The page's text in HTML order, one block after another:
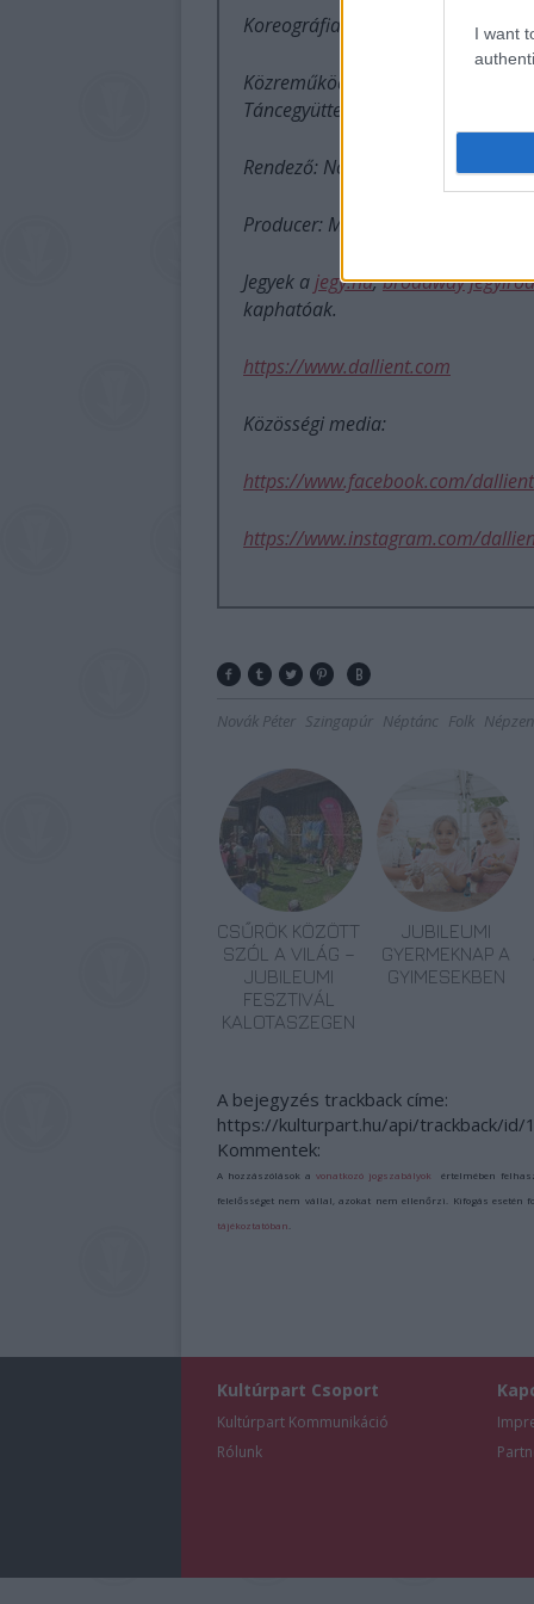
I want
Koreográfia: Appelshoffer János és
Közreműködnek a Színvavölgyi
Táncegyüttes tagjai.
Rendező: Novák Péter
Producer: Muha Csaba
Jegyek ajegy.hu,broadway
kaphatóak.
https://www.dallient.com
Közösségi media:
https://www.facebook.com/dallient
https://www.instagram.com/
Novák Péter Szingapúr Néptánc Folk
CSŰRÖK KÖZÖTT
SZÓL A VILÁG –
JUBILEUMI
FESZTIVÁL
KALOTASZEGEN
JUBILEUMI
GYERMEKNAP A
GYIMESEKBEN
A bejegyzés trackback címe:
https://kulturpart.hu/api/trackback/id/
Kommentek:
A hozzászólások avonatkozó jogszabályok értelmében
felelősséget nem vállal, azokat nem ellenőrzi. Kifogás esetén
tájékoztatóban
Kultúrpart Csoport
Kultúrpart Kommunikáció
Rólunk